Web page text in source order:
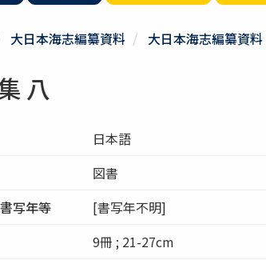
大日本海志編纂資料 大日本海志編纂資料
八
日本語
図書
写年等
[書写年不明]
9冊 ; 21-27cm